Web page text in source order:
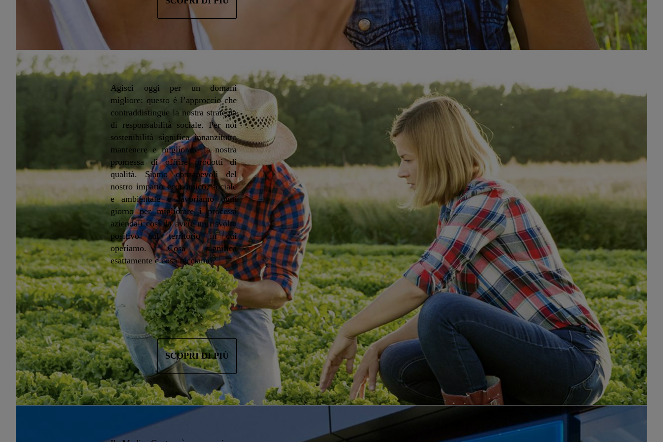
Agisci oggi per un domani
migliore: questo è l’approccio che
contraddistingue la nostra strategia
di responsabilità sociale. Per noi
sostenibilità significa innanzitutto
mantenere e migliorare la nostra
promessa di offrire prodotti di
qualità. Siamo consapevoli del
nostro impatto economico, sociale
e ambientale e lavoriamo ogni
giorno per migliorare i processi
aziendali così da avere un risvolto
positivo sul territorio in cui
operiamo. Cosa significa
esattamente e cosa facciamo?
SCOPRI DI PIÙ